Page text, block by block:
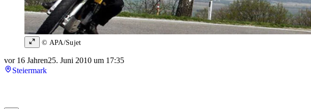
© APA/Sujet
vor 16 Jahren25. Juni 2010 um 17:35
Steiermark